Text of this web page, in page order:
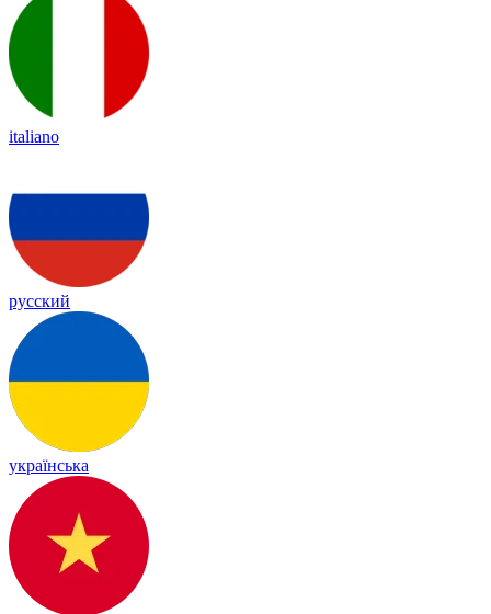
italiano
русский
українська